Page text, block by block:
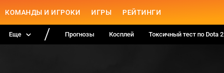
КОМАНДЫ И ИГРОКИ ИГРЫ РЕЙТИНГИ
Еще Прогнозы Косплей Токсичный тест по Dota 2